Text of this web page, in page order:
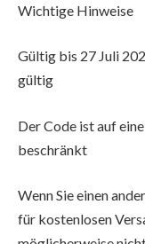
Wichtige Hinweise
Gültig bis 27 Juli
gültig
Der Code ist auf
beschränkt
Wenn Sie einen
für kostenlosen